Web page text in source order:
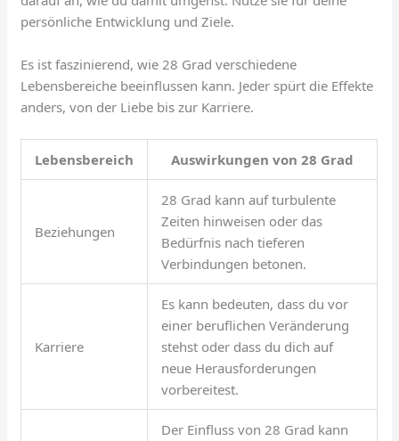
persönliche Entwicklung und Ziele.
Es ist faszinierend, wie 28 Grad verschiedene
Lebensbereiche beeinflussen kann. Jeder spürt die Effekte
anders, von der Liebe bis zur Karriere.
Lebensbereich Auswirkungen von 28 Grad
Beziehungen
28 Grad kann auf turbulente
Zeiten hinweisen oder das
Bedürfnis nach tieferen
Verbindungen betonen.
Karriere
Es kann bedeuten, dass du vor
einer beruflichen Veränderung
stehst oder dass du dich auf
neue Herausforderungen
vorbereitest.
Der Einfluss von 28 Grad kann